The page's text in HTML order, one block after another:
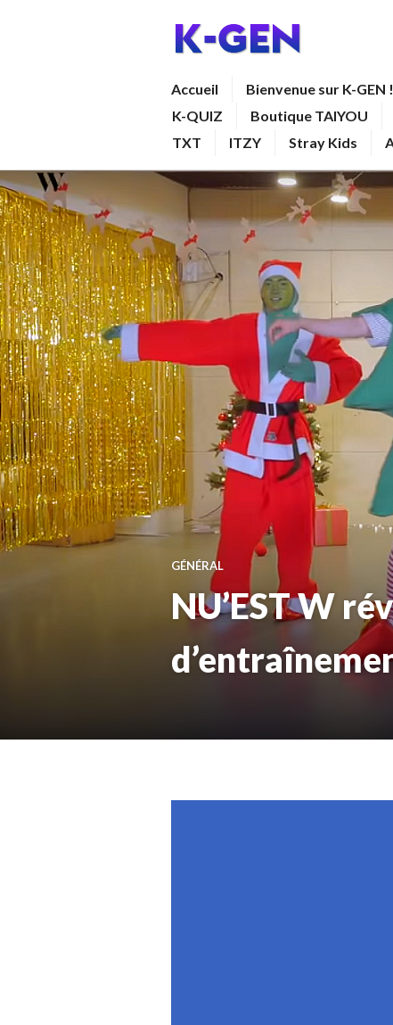
Accueil Bienvenue sur K-GEN !
K-QUIZ
Boutique TAIYOU
TXT
ITZY Stray Kids
GÉNÉRAL
NU’EST W